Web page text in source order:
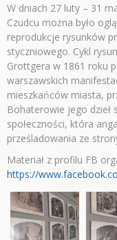
W dniach 27 luty – 31
Czudcu można było
reprodukcje rysunków
styczniowego. Cykl
Grottgera w 1861 roku
warszawskich
mieszkańców miasta,
Bohaterowie jego dzieł
społeczności, która
prześladowania ze
Materiał z profilu FB
https://